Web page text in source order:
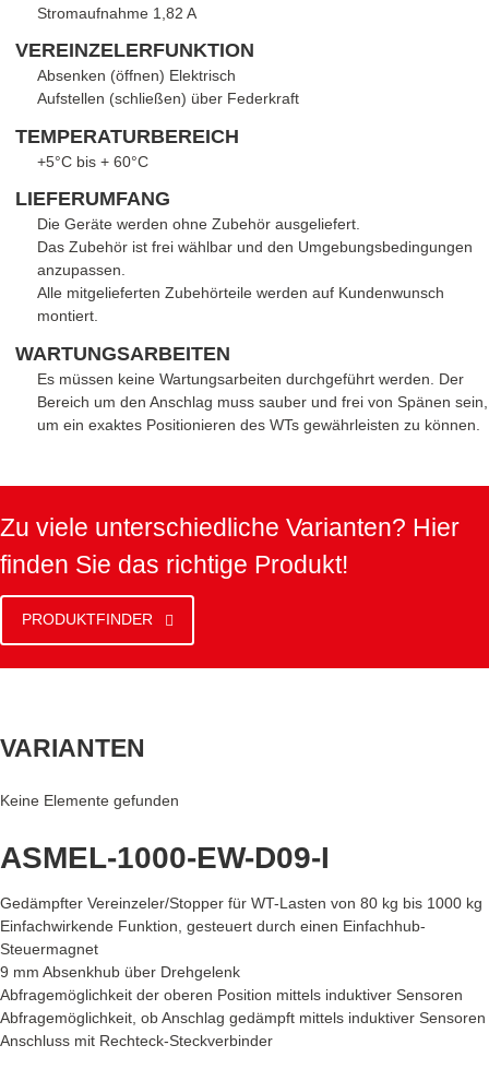
Stromaufnahme 1,82 A
VEREINZELERFUNKTION
Absenken (öffnen) Elektrisch
Aufstellen (schließen) über Federkraft
TEMPERATURBEREICH
+5°C bis + 60°C
LIEFERUMFANG
Die Geräte werden ohne Zubehör ausgeliefert.
Das Zubehör ist frei wählbar und den Umgebungsbedingungen
anzupassen.
Alle mitgelieferten Zubehörteile werden auf Kundenwunsch
montiert.
WARTUNGSARBEITEN
Es müssen keine Wartungsarbeiten durchgeführt werden. Der
Bereich um den Anschlag muss sauber und frei von Spänen sein,
um ein exaktes Positionieren des WTs gewährleisten zu können.
Zu viele unterschiedliche Varianten? Hier
finden Sie das richtige Produkt!
PRODUKTFINDER
VARIANTEN
Keine Elemente gefunden
ASMEL-1000-EW-D09-I
Gedämpfter Vereinzeler/Stopper für WT-Lasten von 80 kg bis 1000 kg
Einfachwirkende Funktion, gesteuert durch einen Einfachhub-
Steuermagnet
9 mm Absenkhub über Drehgelenk
Abfragemöglichkeit der oberen Position mittels induktiver Sensoren
Abfragemöglichkeit, ob Anschlag gedämpft mittels induktiver Sensoren
Anschluss mit Rechteck-Steckverbinder